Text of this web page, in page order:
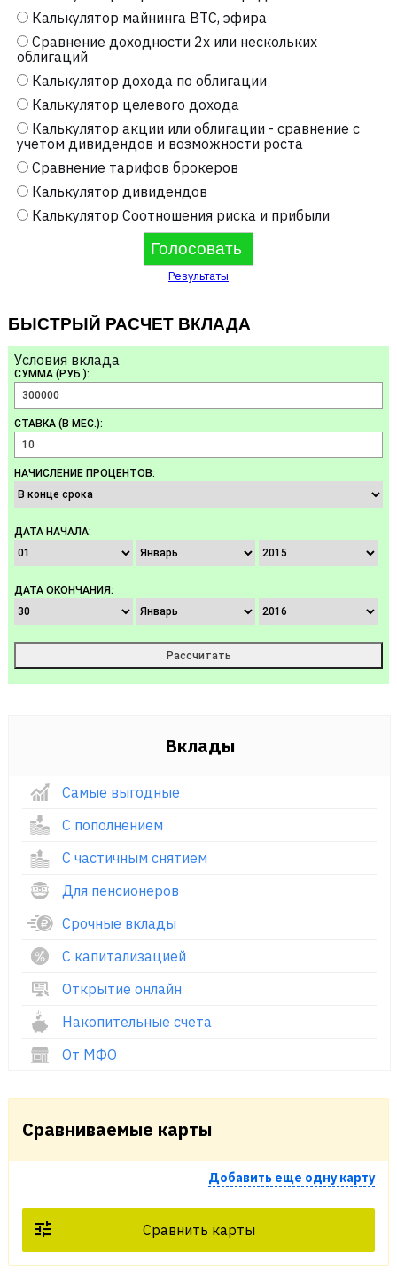
Калькулятор майнинга BTC, эфира
Сравнение доходности 2х или нескольких
облигаций
Калькулятор дохода по облигации
Калькулятор целевого дохода
Калькулятор акции или облигации - сравнение с
учетом дивидендов и возможности роста
Сравнение тарифов брокеров
Калькулятор дивидендов
Калькулятор Соотношения риска и прибыли
Результаты
БЫСТРЫЙ РАСЧЕТ ВКЛАДА
Условия вклада
СУММА (РУБ.):
СТАВКА (В МЕС.):
НАЧИСЛЕНИЕ ПРОЦЕНТОВ:
ДАТА НАЧАЛА:
ДАТА ОКОНЧАНИЯ:
Вклады
Самые выгодные
С пополнением
С частичным снятием
Для пенсионеров
Срочные вклады
С капитализацией
Открытие онлайн
Накопительные счета
От МФО
Сравниваемые карты
Добавить еще одну карту
Сравнить карты